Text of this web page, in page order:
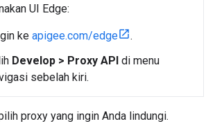
UI Edge:
ke apigee.com/edge
.
Develop > Proxy API di menu
sebelah kiri.
proxy yang ingin Anda lindungi.